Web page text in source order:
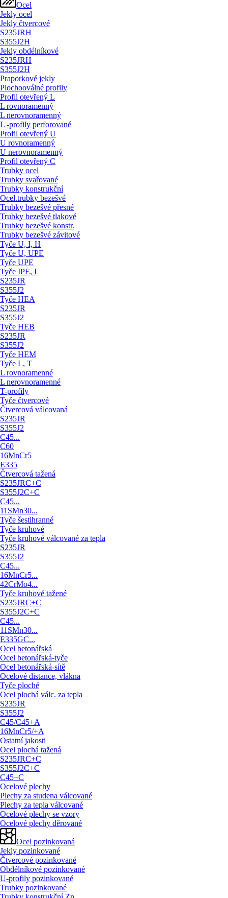
Ocel
Jekly ocel
Jekly čtvercové
S235JRH
S355J2H
Jekly obdélníkové
S235JRH
S355J2H
Praporkové jekly
Plochooválné profily
Profil otevřený L
L rovnoramenný
L nerovnoramenný
L -profily perforované
Profil otevřený U
U rovnoramenný
U nerovnoramenný
Profil otevřený C
Trubky ocel
Trubky svařované
Trubky konstrukční
Ocel.trubky bezešvé
Trubky bezešvé přesné
Trubky bezešvé tlakové
Trubky bezešvé konstr.
Trubky bezešvé závitové
Tyče U, I, H
Tyče U, UPE
Tyče UPE
Tyče IPE, I
S235JR
S355J2
Tyče HEA
S235JR
S355J2
Tyče HEB
S235JR
S355J2
Tyče HEM
Tyče L, T
L rovnoramenné
L nerovnoramenné
T-profily
Tyče čtvercové
Čtvercová válcovaná
S235JR
S355J2
C45...
C60
16MnCr5
E335
Čtvercová tažená
S235JRC+C
S355J2C+C
C45...
11SMn30...
Tyče šestihranné
Tyče kruhové
Tyče kruhové válcované za tepla
S235JR
S355J2
C45...
16MnCr5...
42CrMo4...
Tyče kruhové tažené
S235JRC+C
S355J2C+C
C45...
11SMn30...
E335GC...
Ocel betonářská
Ocel betonářská-tyče
Ocel betonářská-sítě
Ocelové distance, vlákna
Tyče ploché
Ocel plochá válc. za tepla
S235JR
S355J2
C45/C45+A
16MnCr5/+A
Ostatní jakosti
Ocel plochá tažená
S235JRC+C
S355J2C+C
C45+C
Ocelové plechy
Plechy za studena válcované
Plechy za tepla válcované
Ocelové plechy se vzory
Ocelové plechy děrované
Ocel pozinkovaná
Jekly pozinkované
Čtvercové pozinkované
Obdélníkové pozinkované
U-profily pozinkované
Trubky pozinkované